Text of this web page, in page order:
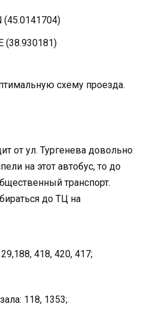
(45.0141704)
(38.930181)
схему проезда.
от ул. Тургенева довольно
на этот автобус, то до
транспорт.
до ТЦ на
418, 420, 417;
118, 1353;